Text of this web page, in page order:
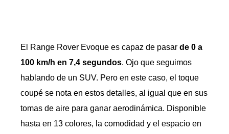
El Range Rover Evoque es capaz de pasar de 0 a
100 km/h en 7,4 segundos. Ojo que seguimos
hablando de un SUV. Pero en este caso, el toque
coupé se nota en estos detalles, al igual que en sus
tomas de aire para ganar aerodinámica. Disponible
hasta en 13 colores, la comodidad y el espacio en